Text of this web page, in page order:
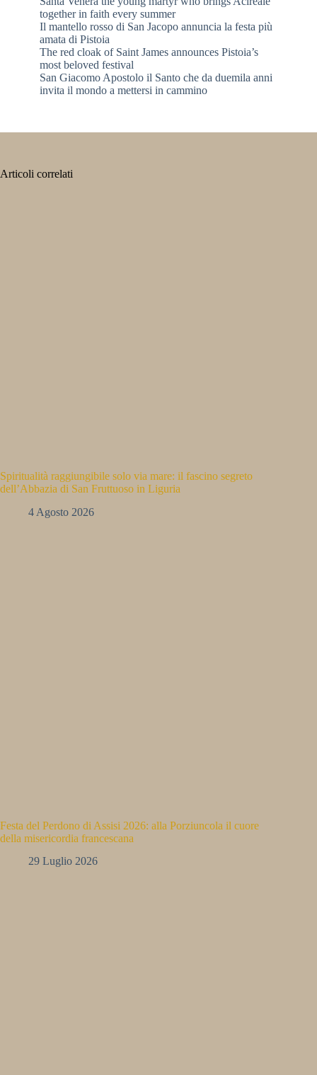
together in faith every summer
Il mantello rosso di San Jacopo annuncia la festa più
amata di Pistoia
The red cloak of Saint James announces Pistoia’s
most beloved festival
San Giacomo Apostolo il Santo che da duemila anni
invita il mondo a mettersi in cammino
Articoli correlati
Spiritualità raggiungibile solo via mare: il fascino segreto
dell’Abbazia di San Fruttuoso in Liguria
4 Agosto 2026
Festa del Perdono di Assisi 2026: alla Porziuncola il cuore
della misericordia francescana
29 Luglio 2026